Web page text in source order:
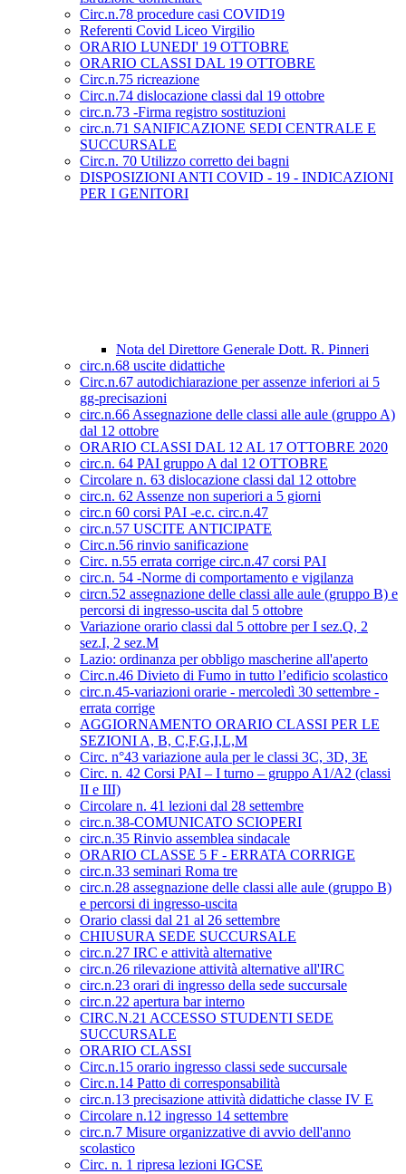
Circ.n.78 procedure casi COVID19
Referenti Covid Liceo Virgilio
ORARIO LUNEDI' 19 OTTOBRE
ORARIO CLASSI DAL 19 OTTOBRE
Circ.n.75 ricreazione
Circ.n.74 dislocazione classi dal 19 ottobre
circ.n.73 -Firma registro sostituzioni
circ.n.71 SANIFICAZIONE SEDI CENTRALE E
SUCCURSALE
Circ.n. 70 Utilizzo corretto dei bagni
DISPOSIZIONI ANTI COVID - 19 - INDICAZIONI
PER I GENITORI
Nota del Direttore Generale Dott. R. Pinneri
circ.n.68 uscite didattiche
Circ.n.67 autodichiarazione per assenze inferiori ai 5
gg-precisazioni
circ.n.66 Assegnazione delle classi alle aule (gruppo A)
dal 12 ottobre
ORARIO CLASSI DAL 12 AL 17 OTTOBRE 2020
circ.n. 64 PAI gruppo A dal 12 OTTOBRE
Circolare n. 63 dislocazione classi dal 12 ottobre
circ.n. 62 Assenze non superiori a 5 giorni
circ.n 60 corsi PAI -e.c. circ.n.47
circ.n.57 USCITE ANTICIPATE
Circ.n.56 rinvio sanificazione
Circ. n.55 errata corrige circ.n.47 corsi PAI
circ.n. 54 -Norme di comportamento e vigilanza
circn.52 assegnazione delle classi alle aule (gruppo B) e
percorsi di ingresso-uscita dal 5 ottobre
Variazione orario classi dal 5 ottobre per I sez.Q, 2
sez.I, 2 sez.M
Lazio: ordinanza per obbligo mascherine all'aperto
Circ.n.46 Divieto di Fumo in tutto l’edificio scolastico
circ.n.45-variazioni orarie - mercoledì 30 settembre -
errata corrige
AGGIORNAMENTO ORARIO CLASSI PER LE
SEZIONI A, B, C,F,G,I,L,M
Circ. n°43 variazione aula per le classi 3C, 3D, 3E
Circ. n. 42 Corsi PAI – I turno – gruppo A1/A2 (classi
II e III)
Circolare n. 41 lezioni dal 28 settembre
circ.n.38-COMUNICATO SCIOPERI
circ.n.35 Rinvio assemblea sindacale
ORARIO CLASSE 5 F - ERRATA CORRIGE
circ.n.33 seminari Roma tre
circ.n.28 assegnazione delle classi alle aule (gruppo B)
e percorsi di ingresso-uscita
Orario classi dal 21 al 26 settembre
CHIUSURA SEDE SUCCURSALE
circ.n.27 IRC e attività alternative
circ.n.26 rilevazione attività alternative all'IRC
circ.n.23 orari di ingresso della sede succursale
circ.n.22 apertura bar interno
CIRC.N.21 ACCESSO STUDENTI SEDE
SUCCURSALE
ORARIO CLASSI
Circ.n.15 orario ingresso classi sede succursale
Circ.n.14 Patto di corresponsabilità
circ.n.13 precisazione attività didattiche classe IV E
Circolare n.12 ingresso 14 settembre
circ.n.7 Misure organizzative di avvio dell'anno
scolastico
Circ. n. 1 ripresa lezioni IGCSE